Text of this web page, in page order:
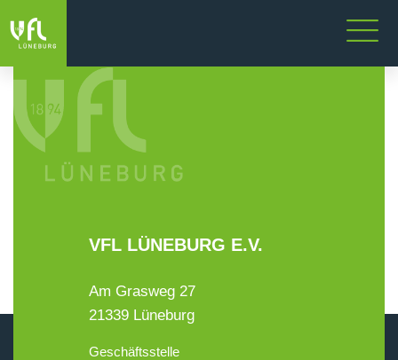
VFL LÜNEBURG E.V.
Am Grasweg 27
21339 Lüneburg
Geschäftsstelle